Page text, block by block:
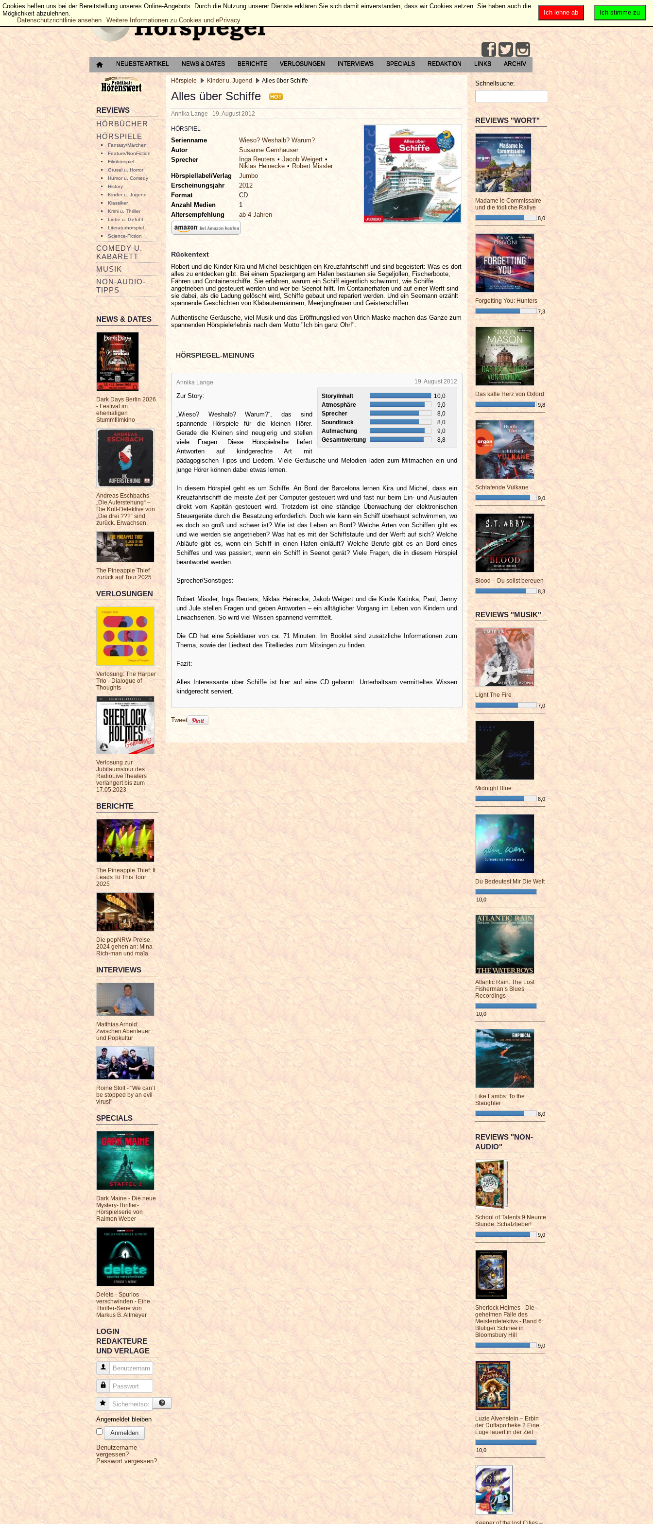
NEUESTE ARTIKEL NEWS & DATES BERICHTE VERLOSUNGEN INTERVIEWS SPECIALS REDAKTION LINKS ARCHIV
REVIEWS
HÖRBÜCHER
HÖRSPIELE
Fantasy/Märchen
Feature/NonFiction
Filmhörspiel
Grusel u. Horror
Humor u. Comedy
History
Kinder u. Jugend
Klassiker
Krimi u. Thriller
Liebe u. Gefühl
Literaturhörspiel
Science-Fiction
COMEDY U.
KABARETT
MUSIK
NON-AUDIO-
TIPPS
NEWS & DATES
Dark Days Berlin 2026
- Festival im
ehemaligen
Stummfilmkino
Andreas Eschbachs
„Die Auferstehung“ –
Die Kult-Detektive von
„Die drei ???“ sind
zurück. Erwachsen.
The Pineapple Thief
zurück auf Tour 2025
VERLOSUNGEN
Verlosung: The Harper
Trio - Dialogue of
Thoughts
Verlosung zur
Jubiläumstour des
RadioLiveTheaters
verlängert bis zum
17.05.2023
BERICHTE
The Pineapple Thief: It
Leads To This Tour
2025
Die popNRW-Preise
2024 gehen an: Mina
Rich-man und maïa
INTERVIEWS
Matthias Arnold:
Zwischen Abenteuer
und Popkultur
Roine Stolt - "We can’t
be stopped by an evil
virus!"
SPECIALS
Dark Maine - Die neue
Mystery-Thriller-
Hörspielserie von
Raimon Weber
Delete - Spurlos
verschwinden - Eine
Thriller-Serie von
Markus B. Altmeyer
LOGIN
REDAKTEURE
UND VERLAGE
Benutzername
Passwort
Sicherheitscode
Angemeldet bleiben
Anmelden
Benutzername
vergessen?
Passwort vergessen?
Hörspiele Kinder u. Jugend Alles über Schiffe
Alles über Schiffe HOT
Annika Lange 19. August 2012
HÖRSPIEL
Serienname
Wieso? Weshalb? Warum?
Autor
Susanne Gernhäuser
Sprecher
Inga Reuters
Jacob Weigert
Niklas Heinecke
Robert Missler
Hörspiellabel/Verlag
Jumbo
Erscheinungsjahr
2012
Format
CD
Anzahl Medien
1
Altersempfehlung
ab 4 Jahren
Rückentext
Robert und die Kinder Kira und Michel besichtigen ein Kreuzfahrtschiff und sind begeistert: Was es dort
alles zu entdecken gibt. Bei einem Spaziergang am Hafen bestaunen sie Segeljollen, Fischerboote,
Fähren und Containerschiffe. Sie erfahren, warum ein Schiff eigentlich schwimmt, wie Schiffe
angetrieben und gesteuert werden und wer bei Seenot hilft. Im Containerhafen und auf einer Werft sind
sie dabei, als die Ladung gelöscht wird, Schiffe gebaut und repariert werden. Und ein Seemann erzählt
spannende Geschichten von Klabautermännern, Meerjungfrauen und Geisterschiffen.
Authentische Geräusche, viel Musik und das Eröffnungslied von Ulrich Maske machen das Ganze zum
spannenden Hörspielerlebnis nach dem Motto "Ich bin ganz Ohr!".
HÖRSPIEGEL-MEINUNG
19. August 2012
Annika Lange
Story/Inhalt
10,0
Atmosphäre
9,0
Sprecher
8,0
Soundtrack
8,0
Aufmachung
9,0
Gesamtwertung
8,8
Zur Story:
„Wieso? Weshalb? Warum?“, das sind
spannende Hörspiele für die kleinen Hörer.
Gerade die Kleinen sind neugierig und stellen
viele Fragen. Diese Hörspielreihe liefert
Antworten auf kindgerechte Art mit
pädagogischen Tipps und Liedern. Viele Geräusche und Melodien laden zum Mitmachen ein und
junge Hörer können dabei etwas lernen.
In diesem Hörspiel geht es um Schiffe. An Bord der Barcelona lernen Kira und Michel, dass ein
Kreuzfahrtschiff die meiste Zeit per Computer gesteuert wird und fast nur beim Ein- und Auslaufen
direkt vom Kapitän gesteuert wird. Trotzdem ist eine ständige Überwachung der elektronischen
Steuergeräte durch die Besatzung erforderlich. Doch wie kann ein Schiff überhaupt schwimmen, wo
es doch so groß und schwer ist? Wie ist das Leben an Bord? Welche Arten von Schiffen gibt es
und wie werden sie angetrieben? Was hat es mit der Schiffstaufe und der Werft auf sich? Welche
Abläufe gibt es, wenn ein Schiff in einen Hafen einläuft? Welche Berufe gibt es an Bord eines
Schiffes und was passiert, wenn ein Schiff in Seenot gerät? Viele Fragen, die in diesem Hörspiel
beantwortet werden.
Sprecher/Sonstiges:
Robert Missler, Inga Reuters, Niklas Heinecke, Jakob Weigert und die Kinde Katinka, Paul, Jenny
und Jule stellen Fragen und geben Antworten – ein alltäglicher Vorgang im Leben von Kindern und
Erwachsenen. So wird viel Wissen spannend vermittelt.
Die CD hat eine Spieldauer von ca. 71 Minuten. Im Booklet sind zusätzliche Informationen zum
Thema, sowie der Liedtext des Titelliedes zum Mitsingen zu finden.
Fazit:
Alles Interessante über Schiffe ist hier auf eine CD gebannt. Unterhaltsam vermitteltes Wissen
kindgerecht serviert.
Tweet
Schnellsuche:
REVIEWS "WORT"
Madame le Commissaire
und die tödliche Rallye
8,0
¯¯¯¯¯¯¯¯¯¯¯¯¯¯¯¯¯¯¯¯¯¯¯¯
Forgetting You: Hunters
7,3
¯¯¯¯¯¯¯¯¯¯¯¯¯¯¯¯¯¯¯¯¯¯¯¯
Das kalte Herz von Oxford
9,8
¯¯¯¯¯¯¯¯¯¯¯¯¯¯¯¯¯¯¯¯¯¯¯¯
Schlafende Vulkane
9,0
¯¯¯¯¯¯¯¯¯¯¯¯¯¯¯¯¯¯¯¯¯¯¯¯
Blood – Du sollst bereuen
8,3
¯¯¯¯¯¯¯¯¯¯¯¯¯¯¯¯¯¯¯¯¯¯¯¯
REVIEWS "MUSIK"
Light The Fire
7,0
¯¯¯¯¯¯¯¯¯¯¯¯¯¯¯¯¯¯¯¯¯¯¯¯
Midnight Blue
8,0
¯¯¯¯¯¯¯¯¯¯¯¯¯¯¯¯¯¯¯¯¯¯¯¯
Du Bedeutest Mir Die Welt
10,0
¯¯¯¯¯¯¯¯¯¯¯¯¯¯¯¯¯¯¯¯¯¯¯¯
Atlantic Rain: The Lost
Fisherman’s Blues
Recordings
10,0
¯¯¯¯¯¯¯¯¯¯¯¯¯¯¯¯¯¯¯¯¯¯¯¯
Like Lambs: To the
Slaughter
8,0
¯¯¯¯¯¯¯¯¯¯¯¯¯¯¯¯¯¯¯¯¯¯¯¯
REVIEWS "NON-
AUDIO"
School of Talents 9 Neunte
Stunde: Schatzfieber!
9,0
¯¯¯¯¯¯¯¯¯¯¯¯¯¯¯¯¯¯¯¯¯¯¯¯
Sherlock Holmes - Die
geheimen Fälle des
Meisterdetektivs - Band 6:
Blutiger Schnee in
Bloomsbury Hill
9,0
¯¯¯¯¯¯¯¯¯¯¯¯¯¯¯¯¯¯¯¯¯¯¯¯
Luzie Alvenstein – Erbin
der Duftapotheke 2 Eine
Lüge lauert in der Zeit
10,0
¯¯¯¯¯¯¯¯¯¯¯¯¯¯¯¯¯¯¯¯¯¯¯¯
Ich stimme zu
Ich lehne ab
Cookies helfen uns bei der Bereitstellung unseres Online-Angebots. Durch die Nutzung unserer Dienste erklären Sie sich damit einverstanden, dass wir Cookies setzen. Sie haben auch die
Möglichkeit abzulehnen.
Datenschutzrichtlinie ansehen
Weitere Informationen zu Cookies und ePrivacy